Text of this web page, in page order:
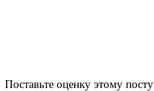
Поставьте оценку этому посту